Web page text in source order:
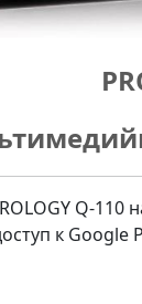
Q-110
к